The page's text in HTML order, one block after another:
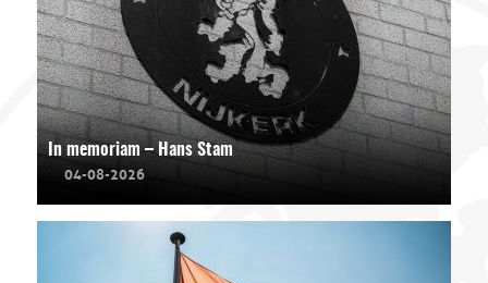
In memoriam – Hans Stam
04-08-2026